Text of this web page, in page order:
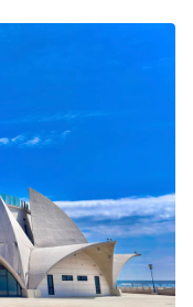
） 活动连结：
市集｜小
台中火车站旧
活动连结：
网友 ＠
间：周一至周日
供授权美照 #台中
月老庙之一 更被许
大家，也能来向月
中市清水区福圳街
感谢庙方 台中